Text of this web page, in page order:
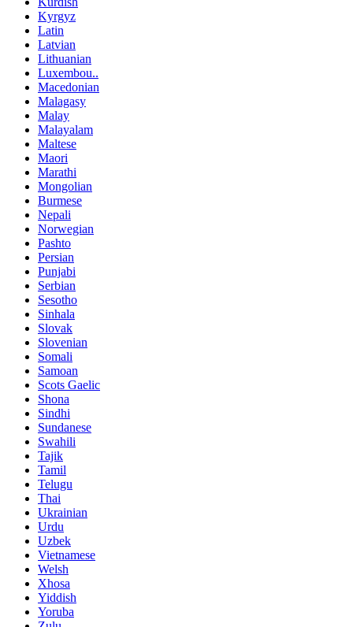
Kyrgyz
Latin
Latvian
Lithuanian
Luxembou..
Macedonian
Malagasy
Malay
Malayalam
Maltese
Maori
Marathi
Mongolian
Burmese
Nepali
Norwegian
Pashto
Persian
Punjabi
Serbian
Sesotho
Sinhala
Slovak
Slovenian
Somali
Samoan
Scots Gaelic
Shona
Sindhi
Sundanese
Swahili
Tajik
Tamil
Telugu
Thai
Ukrainian
Urdu
Uzbek
Vietnamese
Welsh
Xhosa
Yiddish
Yoruba